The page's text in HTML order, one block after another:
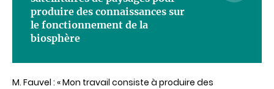
produire des connaissances sur
le fonctionnement de la
biosphère
M. Fauvel : «Mon travail consiste à produire des